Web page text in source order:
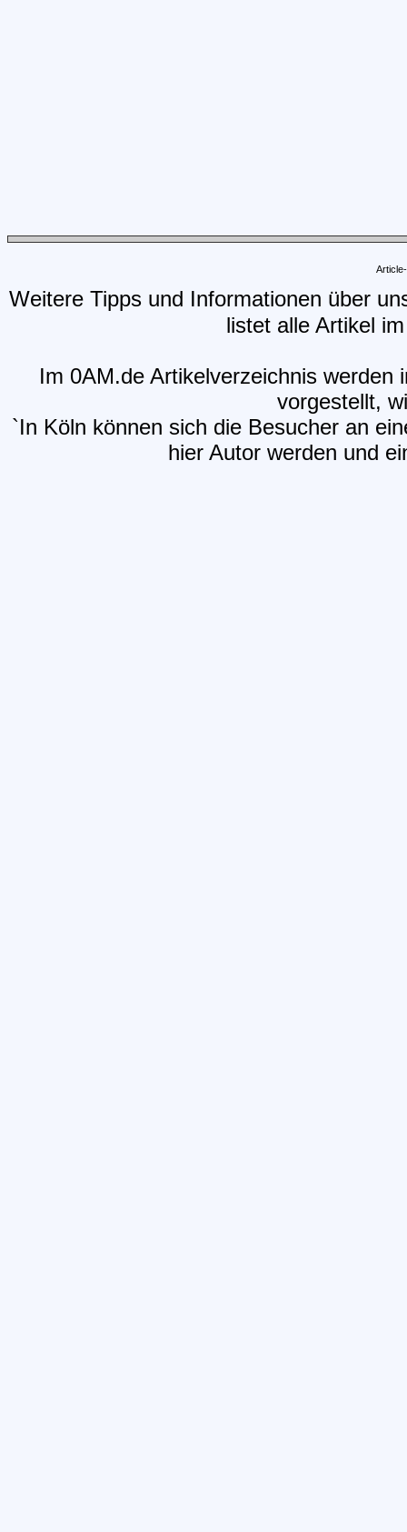
Weitere Tipps und Informationen über
listet alle Artikel
Im 0AM.de Artikelverzeichnis
vorgestellt,
`In Köln können sich die Besucher an
hier Autor werden und